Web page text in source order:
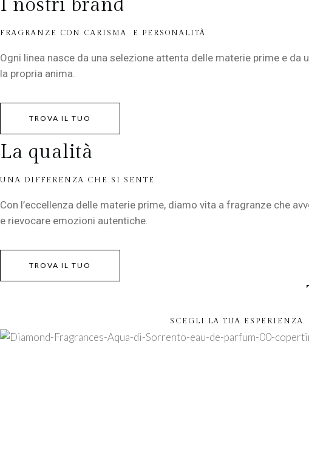
I nostri brand
FRAGRANZE CON CARISMA E PERSONALITÀ
Ogni linea nasce da una selezione attenta delle materie prime e
la propria anima.
TROVA IL TUO
La qualità
UNA DIFFERENZA CHE SI SENTE
Con l’eccellenza delle materie prime, diamo vita a fragranze che
e rievocare emozioni autentiche.
TROVA IL TUO
SCEGLI LA TUA ESPERIENZA